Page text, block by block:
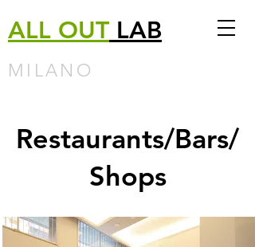
ALL OUT LAB
MILANO
Restaurants/Bars/
Shops